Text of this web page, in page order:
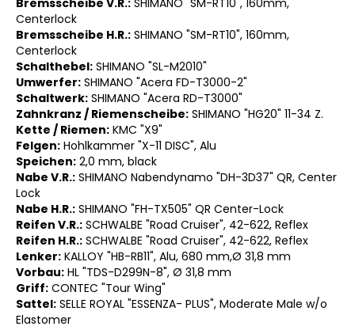
Centerlock
Bremsscheibe H.R.: SHIMANO "SM-RT10", 160mm,
Centerlock
Schalthebel: SHIMANO "SL-M2010"
Umwerfer: SHIMANO "Acera FD-T3000-2"
Schaltwerk: SHIMANO "Acera RD-T3000"
Zahnkranz / Riemenscheibe: SHIMANO "HG20" 11-34 Z.
Kette / Riemen: KMC "X9"
Felgen: Hohlkammer "X-11 DISC", Alu
Speichen: 2,0 mm, black
Nabe V.R.: SHIMANO Nabendynamo "DH-3D37" QR, Center
Lock
Nabe H.R.: SHIMANO "FH-TX505" QR Center-Lock
Reifen V.R.: SCHWALBE "Road Cruiser", 42-622, Reflex
Reifen H.R.: SCHWALBE "Road Cruiser", 42-622, Reflex
Lenker: KALLOY "HB-RB11", Alu, 680 mm,Ø 31,8 mm
Vorbau: HL "TDS-D299N-8", Ø 31,8 mm
Griff: CONTEC "Tour Wing"
Sattel: SELLE ROYAL "ESSENZA- PLUS", Moderate Male w/o
Elastomer